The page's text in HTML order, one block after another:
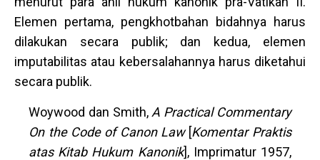
Elemen pertama, pengkhotbahan bidahnya harus
dilakukan secara publik; dan kedua, elemen
imputabilitas atau kebersalahannya harus diketahui
secara publik.
Woywood dan Smith, A Practical Commentary
On the Code of Canon Law [Komentar Praktis
atas Kitab Hukum Kanonik], Imprimatur 1957,